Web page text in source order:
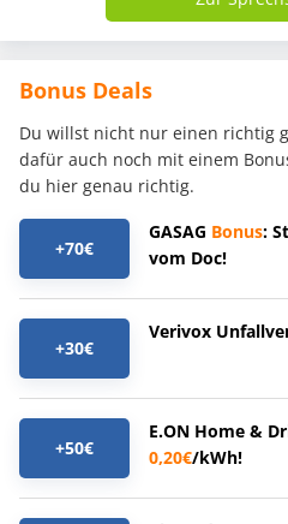
Bonus Deals
Du willst nicht nur einen richtig
dafür auch noch mit einem
du hier genau richtig.
+70€
GASAG Bonus:
vom Doc!
+30€
Verivox
+50€
E.ON Home &
0,20€/kWh!